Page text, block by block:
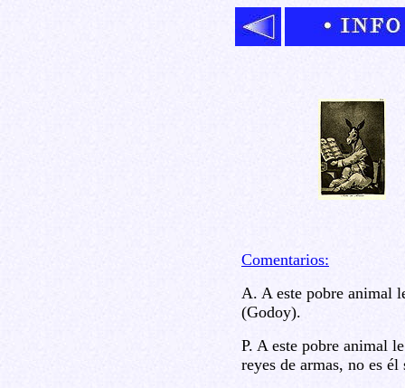
Comentarios:
A. A este pobre animal
(Godoy).
P. A este pobre animal
reyes de armas, no es él